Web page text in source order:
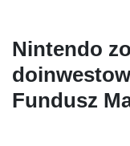
Nintendo
Fundusz